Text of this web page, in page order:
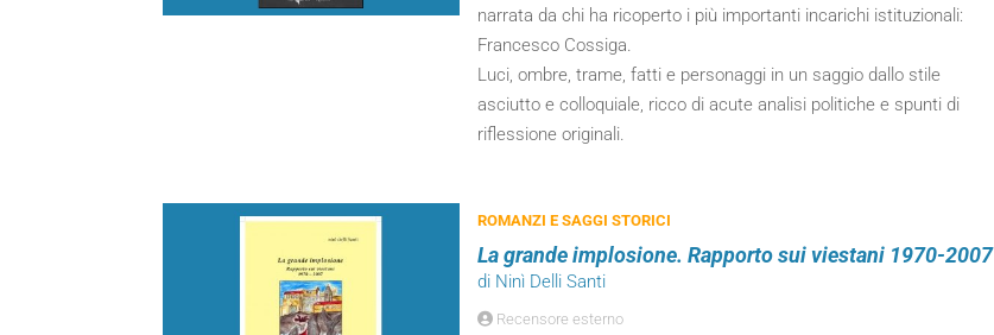
narrata da chi ha ricoperto i più importanti incarichi istituzionali:
Francesco Cossiga.
Luci, ombre, trame, fatti e personaggi in un saggio dallo stile
asciutto e colloquiale, ricco di acute analisi politiche e spunti di
riflessione originali.
ROMANZI E SAGGI STORICI
La grande implosione. Rapporto sui viestani 1970-2007
di Ninì Delli Santi
Recensore esterno